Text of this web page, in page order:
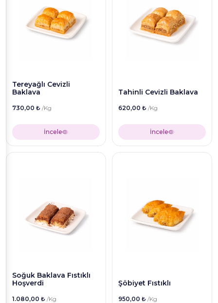
Tereyağlı Cevizli
Baklava
730,00 ₺ /Kg
İncele
Tahinli Cevizli Baklava
620,00 ₺ /Kg
İncele
Soğuk Baklava Fıstıklı
Hoşverdi
1.080,00 ₺ /Kg
Şöbiyet Fıstıklı
950,00 ₺ /Kg